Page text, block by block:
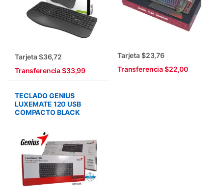
Tarjeta $36,72
Transferencia $33,99
Tarjeta $23,76
Transferencia $22,00
TECLADO GENIUS
LUXEMATE 120 USB
COMPACTO BLACK